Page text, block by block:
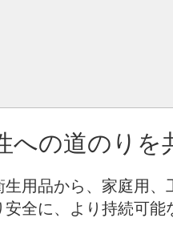
への道のりを
用品から、家庭用
全に、より持続可能